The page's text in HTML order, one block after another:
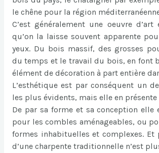
le chêne pour la région
C’est généralement une oeuvre
qu’on la laisse souvent apparente
yeux. Du bois massif, des grosses
du temps et le travail du bois, en font
élément de décoration à part entière
L’esthétique est par conséquent un
les plus évidents, mais elle en présente
De par sa forme et sa conception elle
pour les combles aménageables, ou
formes inhabituelles et complexes.
d’une charpente traditionnelle n’est